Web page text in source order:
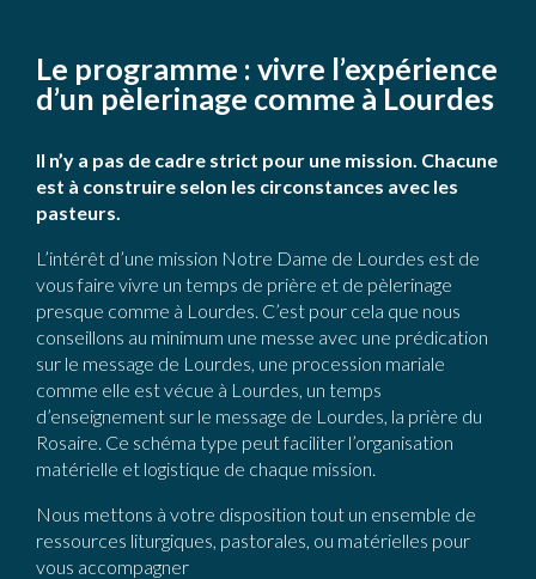
Le programme : vivre l’expérience
d’un pèlerinage comme à Lourdes
Il n’y a pas de cadre strict pour une mission. Chacune
est à construire selon les circonstances avec les
pasteurs.
L’intérêt d’une mission Notre Dame de Lourdes est de
vous faire vivre un temps de prière et de pèlerinage
presque comme à Lourdes. C’est pour cela que nous
conseillons au minimum une messe avec une prédication
sur le message de Lourdes, une procession mariale
comme elle est vécue à Lourdes, un temps
d’enseignement sur le message de Lourdes, la prière du
Rosaire. Ce schéma type peut faciliter l’organisation
matérielle et logistique de chaque mission.
Nous mettons à votre disposition tout un ensemble de
ressources liturgiques, pastorales, ou matérielles pour
vous accompagner